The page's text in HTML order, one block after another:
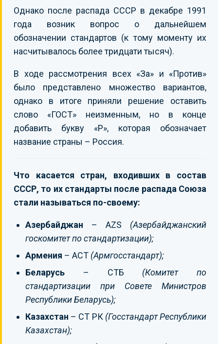
Однако после распада СССР в декабре 1991
года возник вопрос о дальнейшем
обозначении стандартов (к тому моменту их
насчитывалось более тридцати тысяч).
В ходе рассмотрения всех «За» и «Против»
было представлено множество вариантов,
однако в итоге приняли решение оставить
слово «ГОСТ» неизменным, но в конце
добавить букву «Р», которая обозначает
название страны – Россия.
Что касается стран, входивших в состав
СССР, то их стандарты после распада Союза
стали называться по-своему:
Азербайджан – AZS (Азербайджанский
госкомитет по стандартизации);
Армения – ACT (Армгосстандарт);
Беларусь – СТБ (Комитет по
стандартизации при Совете Министров
Республики Беларусь);
Казахстан – СТ РК (Госстандарт Республики
Казахстан);